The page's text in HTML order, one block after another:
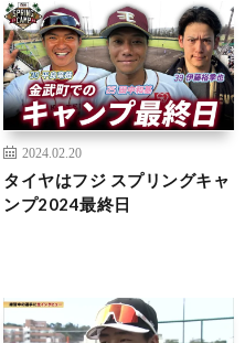
2024.02.20
タイヤはフジ スプリングキャ
ンプ2024最終日